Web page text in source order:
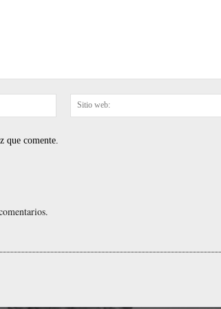
Correo
electrónico:*
que comente.